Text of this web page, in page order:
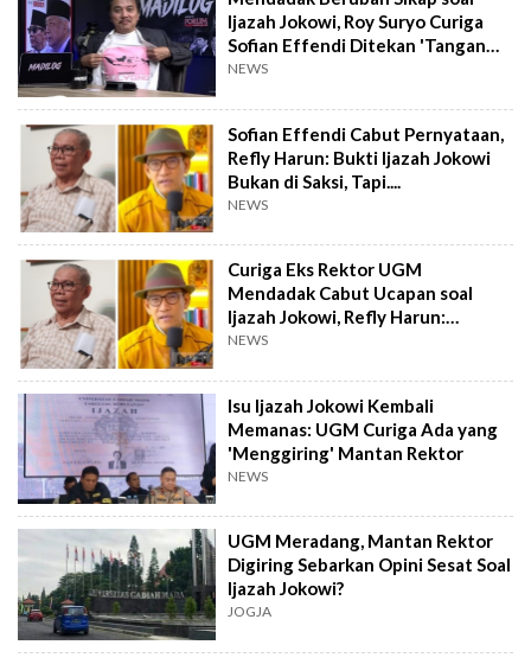
Ijazah Jokowi, Roy Suryo Curiga
Sofian Effendi Ditekan 'Tangan
Jahat'
NEWS
Sofian Effendi Cabut Pernyataan,
Refly Harun: Bukti Ijazah Jokowi
Bukan di Saksi, Tapi....
NEWS
Curiga Eks Rektor UGM
Mendadak Cabut Ucapan soal
Ijazah Jokowi, Refly Harun:
Berbohong atau Diancam?
NEWS
Isu Ijazah Jokowi Kembali
Memanas: UGM Curiga Ada yang
'Menggiring' Mantan Rektor
NEWS
UGM Meradang, Mantan Rektor
Digiring Sebarkan Opini Sesat Soal
Ijazah Jokowi?
JOGJA